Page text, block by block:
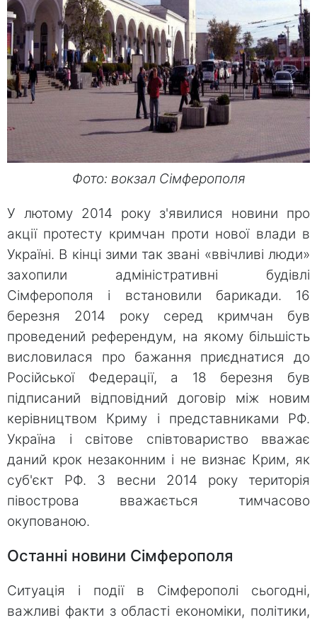
Фото: вокзал Сімферополя
У лютому 2014 року з'явилися новини про
акції протесту кримчан проти нової влади в
Україні. В кінці зими так звані «ввічливі люди»
захопили адміністративні будівлі
Сімферополя і встановили барикади. 16
березня 2014 року серед кримчан був
проведений референдум, на якому більшість
висловилася про бажання приєднатися до
Російської Федерації, а 18 березня був
підписаний відповідний договір між новим
керівництвом Криму і представниками РФ.
Україна і світове співтовариство вважає
даний крок незаконним і не визнає Крим, як
суб'єкт РФ. З весни 2014 року територія
півострова вважається тимчасово
окупованою.
Останні новини Сімферополя
Ситуація і події в Сімферополі сьогодні,
важливі факти з області економіки, політики,